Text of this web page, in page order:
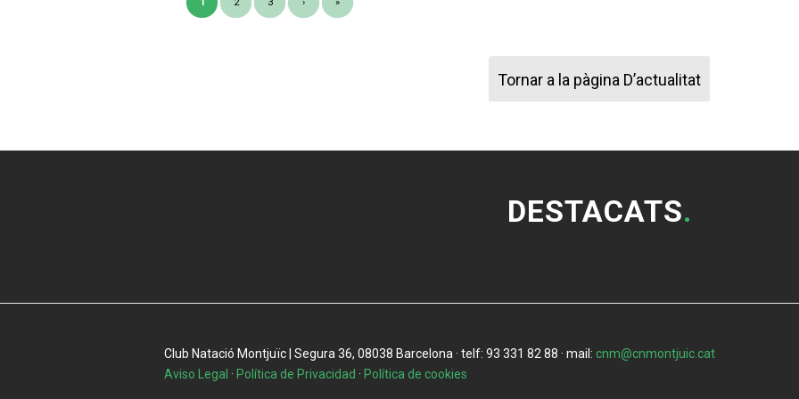
1 2 3 › »
Tornar a la pàgina D’actualitat
DESTACATS.
Club Natació Montjuïc | Segura 36, 08038 Barcelona · telf: 93 331 82 88 · mail: cnm@cnmontjuic.cat
Aviso Legal · Política de Privacidad · Política de cookies